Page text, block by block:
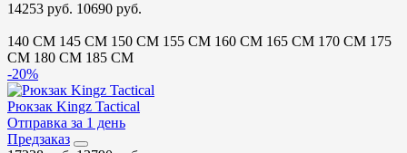
14253 руб. 10690 руб.
140 CM 145 CM 150 CM 155 CM 160 CM 165 CM 170 CM 175
CM 180 CM 185 CM
-20%
Рюкзак Kingz Tactical
Отправка за 1 день
Предзаказ